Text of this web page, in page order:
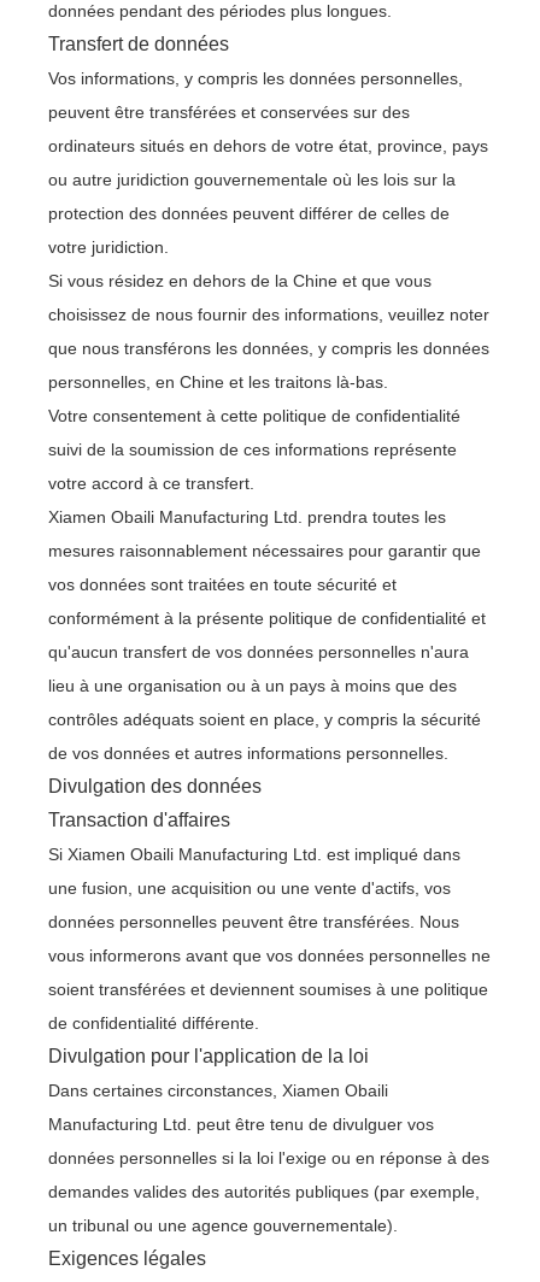
données pendant des périodes plus longues.
Transfert de données
Vos informations, y compris les données personnelles,
peuvent être transférées et conservées sur des
ordinateurs situés en dehors de votre état, province, pays
ou autre juridiction gouvernementale où les lois sur la
protection des données peuvent différer de celles de
votre juridiction.
Si vous résidez en dehors de la Chine et que vous
choisissez de nous fournir des informations, veuillez noter
que nous transférons les données, y compris les données
personnelles, en Chine et les traitons là-bas.
Votre consentement à cette politique de confidentialité
suivi de la soumission de ces informations représente
votre accord à ce transfert.
Xiamen Obaili Manufacturing Ltd. prendra toutes les
mesures raisonnablement nécessaires pour garantir que
vos données sont traitées en toute sécurité et
conformément à la présente politique de confidentialité et
qu'aucun transfert de vos données personnelles n'aura
lieu à une organisation ou à un pays à moins que des
contrôles adéquats soient en place, y compris la sécurité
de vos données et autres informations personnelles.
Divulgation des données
Transaction d'affaires
Si Xiamen Obaili Manufacturing Ltd. est impliqué dans
une fusion, une acquisition ou une vente d'actifs, vos
données personnelles peuvent être transférées. Nous
vous informerons avant que vos données personnelles ne
soient transférées et deviennent soumises à une politique
de confidentialité différente.
Divulgation pour l'application de la loi
Dans certaines circonstances, Xiamen Obaili
Manufacturing Ltd. peut être tenu de divulguer vos
données personnelles si la loi l'exige ou en réponse à des
demandes valides des autorités publiques (par exemple,
un tribunal ou une agence gouvernementale).
Exigences légales